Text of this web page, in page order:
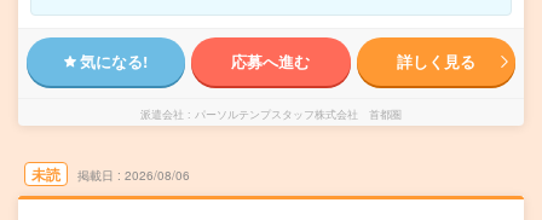
気になる! 応募へ進む 詳しく見る
派遣会社 パーソルテンプスタッフ株式会社 首都圏
未読 掲載日 2026/08/06